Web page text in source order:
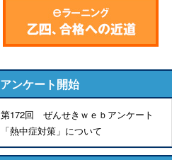
アンケート開始
第172回 ぜんせきｗｅｂアンケート
「熱中症対策」について